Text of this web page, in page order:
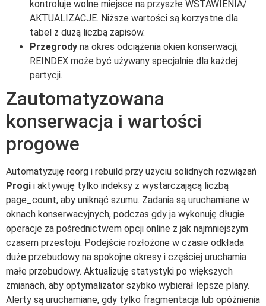
kontroluje wolne miejsce na przyszłe WSTAWIENIA/
AKTUALIZACJE. Niższe wartości są korzystne dla
tabel z dużą liczbą zapisów.
Przegrody na okres odciążenia okien konserwacji;
REINDEX może być używany specjalnie dla każdej
partycji.
Zautomatyzowana
konserwacja i wartości
progowe
Automatyzuję reorg i rebuild przy użyciu solidnych rozwiązań
Progi i aktywuję tylko indeksy z wystarczającą liczbą
page_count, aby uniknąć szumu. Zadania są uruchamiane w
oknach konserwacyjnych, podczas gdy ja wykonuję długie
operacje za pośrednictwem opcji online z jak najmniejszym
czasem przestoju. Podejście rozłożone w czasie odkłada
duże przebudowy na spokojne okresy i częściej uruchamia
małe przebudowy. Aktualizuję statystyki po większych
zmianach, aby optymalizator szybko wybierał lepsze plany.
Alerty są uruchamiane, gdy tylko fragmentacja lub opóźnienia